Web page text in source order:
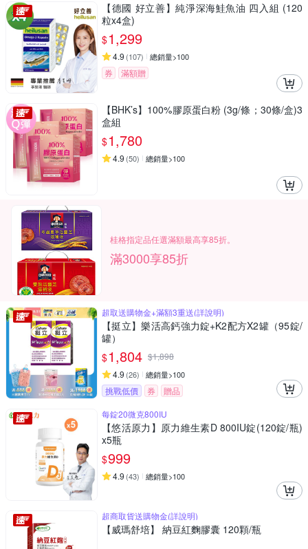
【德國 好立善】純淨深海鮭魚油 四入組 (120
粒x4盒)
$1,299
4.9 (107) 總銷量>100
券 滿額贈
【BHK’s】100%膠原蛋白粉 (3g/條；30條/盒)3
盒組
$1,780
4.9 (50) 總銷量>100
桂格指定品任選滿額最高享85折。
滿3000享85折
超取送購物金+滿額3重送(詳說明)
【挺立】樂活高鈣強力錠+K2配方X2罐（95錠/
罐）
$1,804 $1,898
4.9 (26) 總銷量>100
挑戰低價 券
贈品
每錠20微克800IU
【悠活原力】原力維生素D 800IU錠(120錠/瓶)
x5瓶
$999
4.9 (43) 總銷量>100
超商取貨送購物金(詳說明)
【威瑪舒培】 納豆紅麴膠囊 120顆/瓶